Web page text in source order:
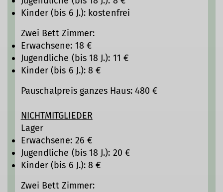
Kinder (bis 6 J.): kostenfrei
Zwei Bett Zimmer:
Erwachsene: 18 €
Jugendliche (bis 18 J.): 11 €
Kinder (bis 6 J.): 8 €
Pauschalpreis ganzes Haus: 480 €
NICHTMITGLIEDER
Lager
Erwachsene: 26 €
Jugendliche (bis 18 J.): 20 €
Kinder (bis 6 J.): 8 €
Zwei Bett Zimmer: